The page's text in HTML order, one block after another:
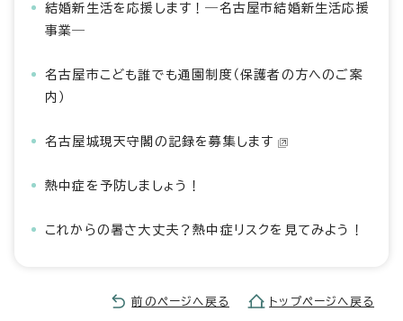
結婚新生活を応援します！―名古屋市結婚新生活応援
事業―
名古屋市こども誰でも通園制度（保護者の方へのご案
内）
名古屋城現天守閣の記録を募集します
熱中症を予防しましょう！
これからの暑さ大丈夫？熱中症リスクを見てみよう！
前のページへ戻る トップページへ戻る